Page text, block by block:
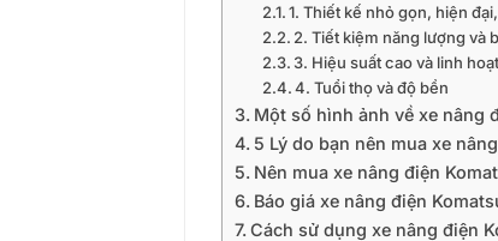
1. Thiết kế nhỏ gọn, hiện
2. Tiết kiệm năng lượng và
3. Hiệu suất cao và linh
4. Tuổi thọ và độ bền
Một số hình ảnh về xe nâng
5 Lý do bạn nên mua xe
Nên mua xe nâng điện
Báo giá xe nâng điện
Cách sử dụng xe nâng điện